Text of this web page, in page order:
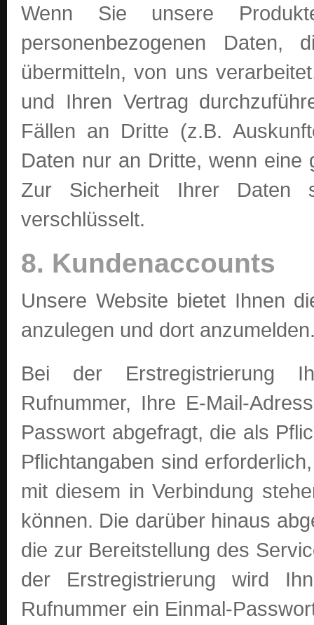
Wenn Sie unsere
personenbezogenen
übermitteln, von uns
und Ihren Vertrag
Fällen an Dritte (z.B.
Daten nur an Dritte, wenn eine
Zur Sicherheit Ihrer Daten
verschlüsselt.
8. Kundenaccounts
Unsere Website bietet Ihnen
anzulegen und dort
Bei der Erstregistrierung
Rufnummer, Ihre E-Mail-
Passwort abgefragt, die als
Pflichtangaben sind
mit diesem in Verbindung
können. Die darüber hinaus
die zur Bereitstellung des
der Erstregistrierung wird
Rufnummer ein Einmal-